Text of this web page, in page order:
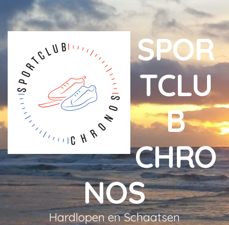
SPOR
TCLU
B
CHRO
NOS
Hardlopen en Schaatsen